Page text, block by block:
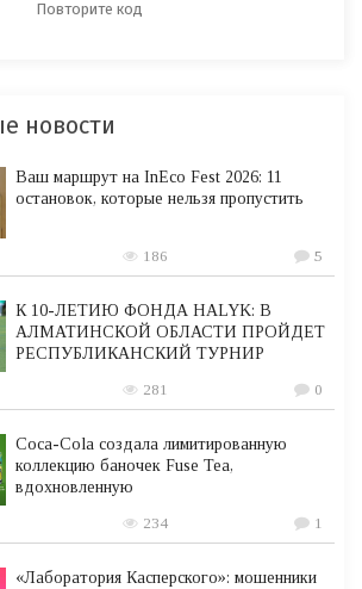
новости
Ваш маршрут на InEco Fest 2026: 11
остановок, которые нельзя пропустить
186 5
К 10-ЛЕТИЮ ФОНДА HALYK: В
АЛМАТИНСКОЙ ОБЛАСТИ ПРОЙДЕТ
РЕСПУБЛИКАНСКИЙ ТУРНИР
281 0
Coca-Cola создала лимитированную
коллекцию баночек Fuse Tea,
вдохновленную
234 1
«Лаборатория Касперского»: мошенники